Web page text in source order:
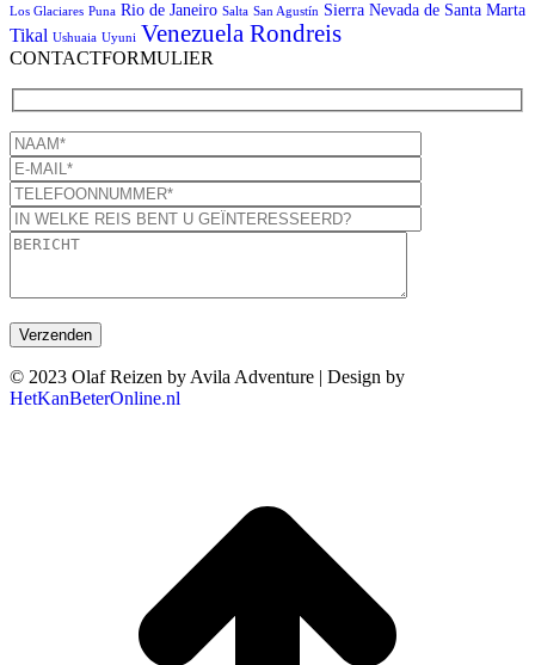
Los Glaciares Puna Rio de Janeiro Salta San Agustín Sierra Nevada de Santa Marta
Tikal Ushuaia Uyuni Venezuela Rondreis
CONTACTFORMULIER
© 2023 Olaf Reizen by Avila Adventure | Design by
HetKanBeterOnline.nl